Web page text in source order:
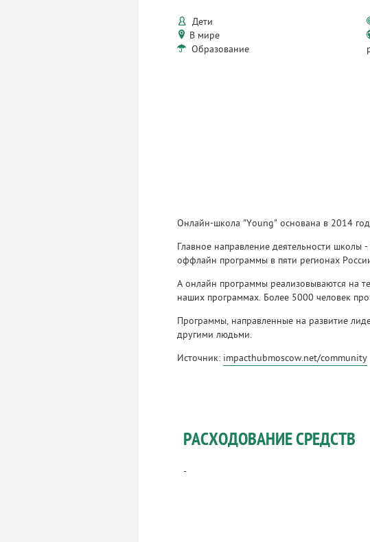
Дети
В мире
Образование
Онлайн-школа "Young" основана в 2014
Главное направление деятельности
оффлайн программы в пяти регионах
А онлайн программы реализовываются на
наших программах. Более 5000 человек
Программы, направленные на развитие
другими людьми.
Источник: impacthubmoscow.net/community
РАСХОДОВАНИЕ СРЕДСТВ
-